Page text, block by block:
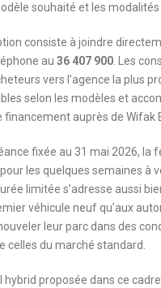
souhaité et les modalités
consiste à joindre
au 36 407 900 . Les
vers l’agence la plus
selon les modèles et
financement auprès de Wifak
fixée au 31 mai 2026, la
les quelques semaines à
limitée s’adresse aussi
véhicule neuf qu’aux
leur parc dans des
celles du marché standard.
hybrid proposée dans ce